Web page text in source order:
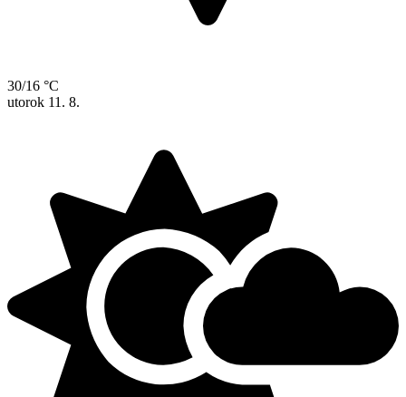
30/16 °C
utorok 11. 8.